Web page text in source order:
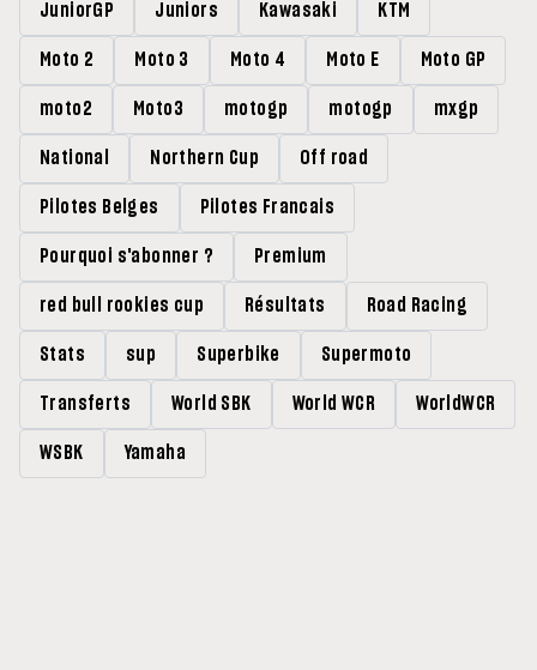
JuniorGP Juniors Kawasaki KTM
Moto 2 Moto 3 Moto 4 Moto E Moto GP
moto2 Moto3 motogp motogp mxgp
National Northern Cup Off road
Pilotes Belges Pilotes Francais
Pourquoi s'abonner ? Premium
red bull rookies cup Résultats Road Racing
Stats sup Superbike Supermoto
Transferts World SBK World WCR WorldWCR
WSBK Yamaha